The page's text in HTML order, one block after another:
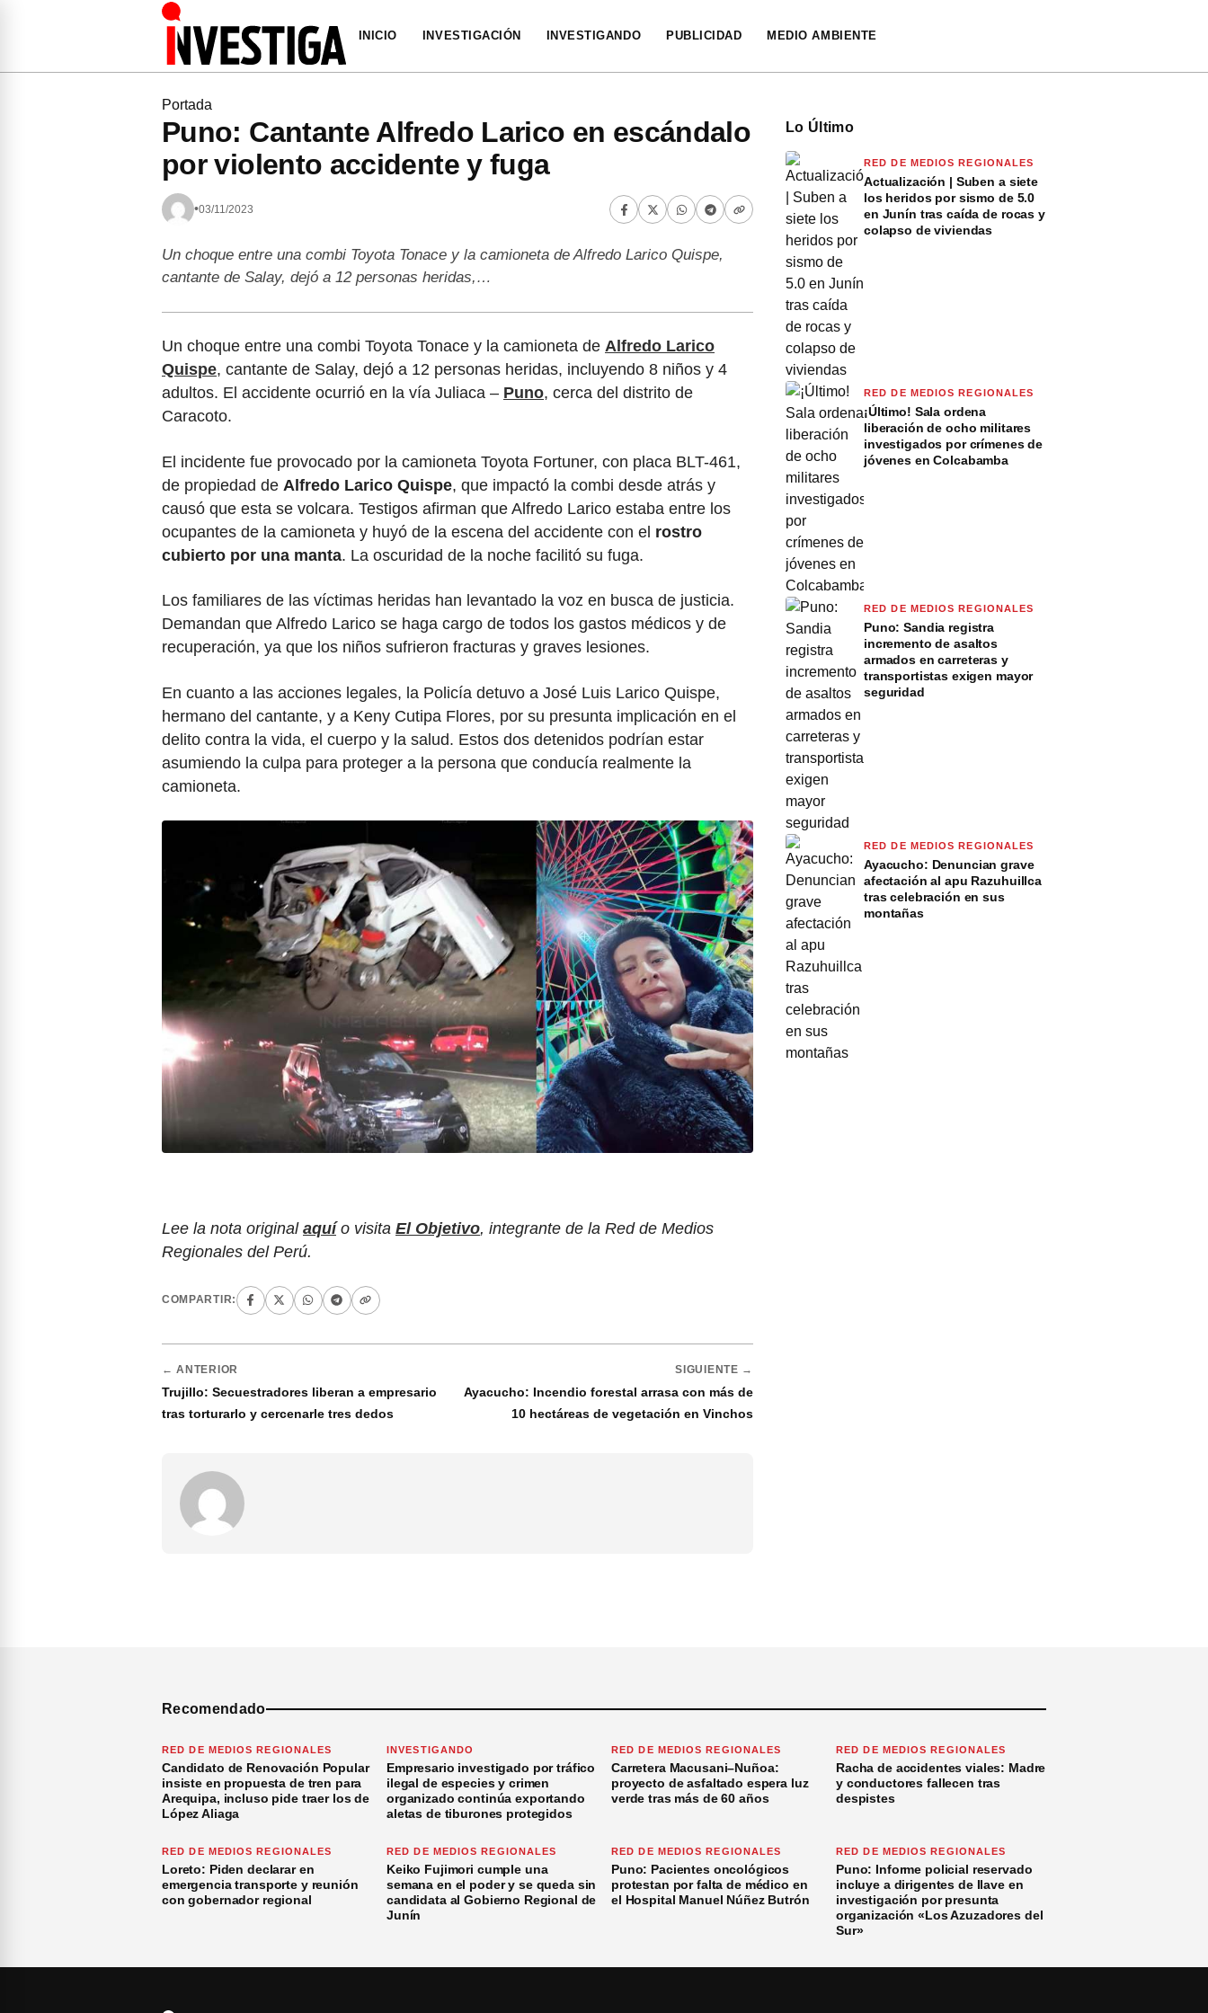
INICIO INVESTIGACIÓN INVESTIGANDO PUBLICIDAD MEDIO AMBIENTE
Portada
Puno: Cantante Alfredo Larico en escándalo
por violento accidente y fuga
•03/11/2023
Un choque entre una combi Toyota Tonace y la camioneta de Alfredo Larico Quispe,
cantante de Salay, dejó a 12 personas heridas,…
Un choque entre una combi Toyota Tonace y la camioneta de Alfredo Larico
Quispe, cantante de Salay, dejó a 12 personas heridas, incluyendo 8 niños y 4
adultos. El accidente ocurrió en la vía Juliaca – Puno, cerca del distrito de
Caracoto.
El incidente fue provocado por la camioneta Toyota Fortuner, con placa BLT-461,
de propiedad de Alfredo Larico Quispe, que impactó la combi desde atrás y
causó que esta se volcara. Testigos afirman que Alfredo Larico estaba entre los
ocupantes de la camioneta y huyó de la escena del accidente con el rostro
cubierto por una manta. La oscuridad de la noche facilitó su fuga.
Los familiares de las víctimas heridas han levantado la voz en busca de justicia.
Demandan que Alfredo Larico se haga cargo de todos los gastos médicos y de
recuperación, ya que los niños sufrieron fracturas y graves lesiones.
En cuanto a las acciones legales, la Policía detuvo a José Luis Larico Quispe,
hermano del cantante, y a Keny Cutipa Flores, por su presunta implicación en el
delito contra la vida, el cuerpo y la salud. Estos dos detenidos podrían estar
asumiendo la culpa para proteger a la persona que conducía realmente la
camioneta.
Lee la nota original aquío visita El Objetivo, integrante de la Red de Medios
Regionales del Perú.
COMPARTIR:
← ANTERIOR
Trujillo: Secuestradores liberan a empresario
tras torturarlo y cercenarle tres dedos
SIGUIENTE →
Ayacucho: Incendio forestal arrasa con más de
10 hectáreas de vegetación en Vinchos
Lo Último
RED DE MEDIOS REGIONALES
Actualización | Suben a siete
los heridos por sismo de 5.0
en Junín tras caída de rocas y
colapso de viviendas
RED DE MEDIOS REGIONALES
¡Último! Sala ordena
liberación de ocho militares
investigados por crímenes de
jóvenes en Colcabamba
RED DE MEDIOS REGIONALES
Puno: Sandia registra
incremento de asaltos
armados en carreteras y
transportistas exigen mayor
seguridad
RED DE MEDIOS REGIONALES
Ayacucho: Denuncian grave
afectación al apu Razuhuillca
tras celebración en sus
montañas
Recomendado
RED DE MEDIOS REGIONALES
Candidato de Renovación Popular
insiste en propuesta de tren para
Arequipa, incluso pide traer los de
López Aliaga
INVESTIGANDO
Empresario investigado por tráfico
ilegal de especies y crimen
organizado continúa exportando
aletas de tiburones protegidos
RED DE MEDIOS REGIONALES
Carretera Macusani–Nuñoa:
proyecto de asfaltado espera luz
verde tras más de 60 años
RED DE MEDIOS REGIONALES
Racha de accidentes viales: Madre
y conductores fallecen tras
despistes
RED DE MEDIOS REGIONALES
Loreto: Piden declarar en
emergencia transporte y reunión
con gobernador regional
RED DE MEDIOS REGIONALES
Keiko Fujimori cumple una
semana en el poder y se queda sin
candidata al Gobierno Regional de
Junín
RED DE MEDIOS REGIONALES
Puno: Pacientes oncológicos
protestan por falta de médico en
el Hospital Manuel Núñez Butrón
RED DE MEDIOS REGIONALES
Puno: Informe policial reservado
incluye a dirigentes de Ilave en
investigación por presunta
organización «Los Azuzadores del
Sur»